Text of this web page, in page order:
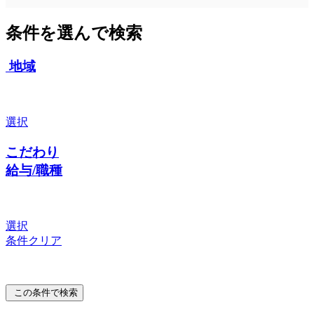
条件を選んで検索
地域
選択
こだわり
給与/職種
選択
条件クリア
この条件で検索